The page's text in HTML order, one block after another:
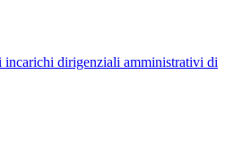
incarichi dirigenziali amministrativi di